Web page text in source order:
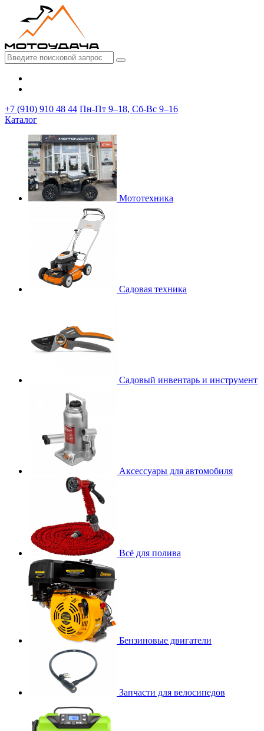
+7 (910) 910 48 44 Пн-Пт 9–18, Сб-Вс 9–16
Каталог
Мототехника
Садовая техника
Садовый инвентарь и инструмент
Аксессуары для автомобиля
Всё для полива
Бензиновые двигатели
Запчасти для велосипедов